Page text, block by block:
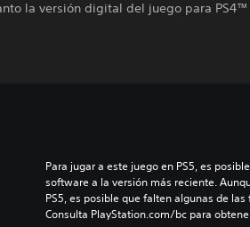
la versión digital del juego para
Para jugar a este juego en PS5, es
software a la versión más reciente.
PS5, es posible que falten algunas de
Consulta PlayStation.com/bc para